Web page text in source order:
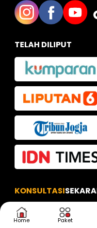
Home Paket
Nia
Kak Iva
TELAH DILIPUT
KONSULTASI
Punya Pertanyaan?